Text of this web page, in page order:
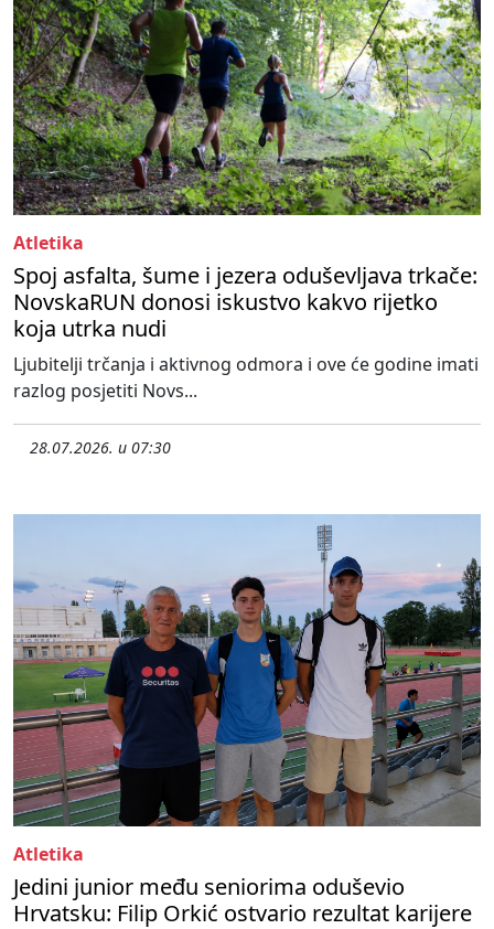
Atletika
Spoj asfalta, šume i jezera oduševljava trkače:
NovskaRUN donosi iskustvo kakvo rijetko
koja utrka nudi
Ljubitelji trčanja i aktivnog odmora i ove će godine imati
razlog posjetiti Novs...
28.07.2026. u 07:30
Atletika
Jedini junior među seniorima oduševio
Hrvatsku: Filip Orkić ostvario rezultat karijere